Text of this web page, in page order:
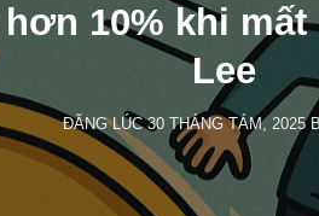
10% khi
Lee
ĐĂNG LÚC30 THÁNG TÁM, 2025